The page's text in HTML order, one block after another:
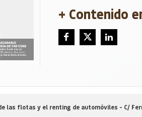
+ Contenido
las flotas y el renting de automóviles - C/